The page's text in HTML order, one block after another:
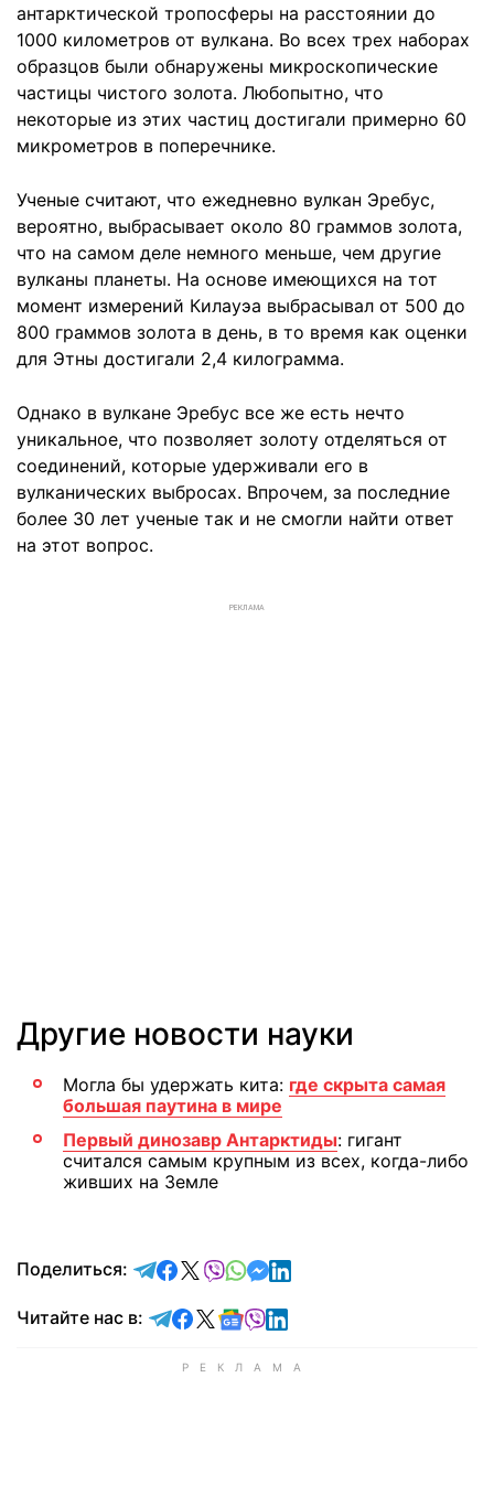
антарктической тропосферы на расстоянии до
1000 километров от вулкана. Во всех трех наборах
образцов были обнаружены микроскопические
частицы чистого золота. Любопытно, что
некоторые из этих частиц достигали примерно 60
микрометров в поперечнике.
Ученые считают, что ежедневно вулкан Эребус,
вероятно, выбрасывает около 80 граммов золота,
что на самом деле немного меньше, чем другие
вулканы планеты. На основе имеющихся на тот
момент измерений Килауэа выбрасывал от 500 до
800 граммов золота в день, в то время как оценки
для Этны достигали 2,4 килограмма.
Однако в вулкане Эребус все же есть нечто
уникальное, что позволяет золоту отделяться от
соединений, которые удерживали его в
вулканических выбросах. Впрочем, за последние
более 30 лет ученые так и не смогли найти ответ
на этот вопрос.
РЕКЛАМА
Другие новости науки
Могла бы удержать кита: где скрыта самая
большая паутина в мире
Первый динозавр Антарктиды: гигант
считался самым крупным из всех, когда-либо
живших на Земле
Поделиться: отправить в Telegram
поделиться в Facebook
поделиться в X
отправить в Viber
отправить в Whatsapp
отправить в Messenger
отправить в LinkedIn
Читайте нас в: Читайте в Telegram
Читайте в Facebook
Читайте в X
Читайте в Google news
Читайте в Viber
Читайте в LinkedIn